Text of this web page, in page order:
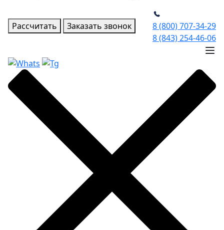
Рассчитать Заказать звонок
8 (800) 707-34-29
8 (843) 254-46-06